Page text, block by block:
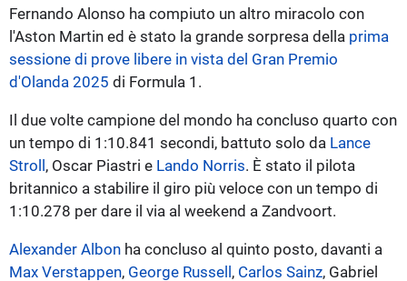
Fernando Alonso ha compiuto un altro miracolo con
l'Aston Martin ed è stato la grande sorpresa della prima
sessione di prove libere in vista del Gran Premio
d'Olanda 2025 di Formula 1.
Il due volte campione del mondo ha concluso quarto con
un tempo di 1:10.841 secondi, battuto solo da Lance
Stroll, Oscar Piastri e Lando Norris. È stato il pilota
britannico a stabilire il giro più veloce con un tempo di
1:10.278 per dare il via al weekend a Zandvoort.
Alexander Albon ha concluso al quinto posto, davanti a
Max Verstappen, George Russell, Carlos Sainz, Gabriel